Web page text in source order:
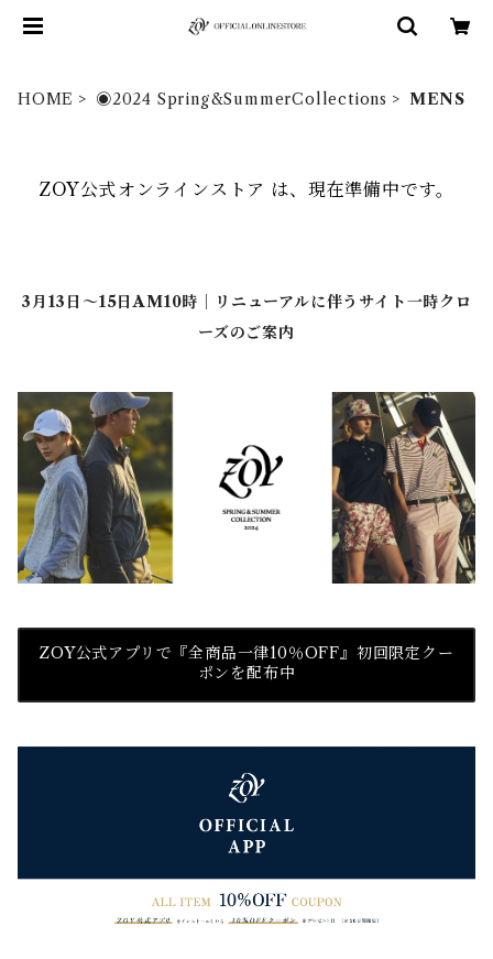
HOME ◉2024 Spring&SummerCollections MENS
ZOY公式オンラインストア は、現在準備中です。
3月13日～15日AM10時｜リニューアルに伴うサイト一時クロ
ーズのご案内
ZOY公式アプリで『全商品一律10％OFF』初回限定クー
ポンを配布中